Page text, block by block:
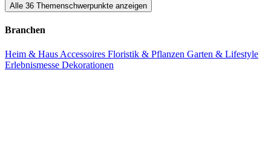
Alle 36 Themenschwerpunkte anzeigen
Branchen
Heim & Haus Accessoires Floristik & Pflanzen Garten & Lifestyle
Erlebnismesse Dekorationen